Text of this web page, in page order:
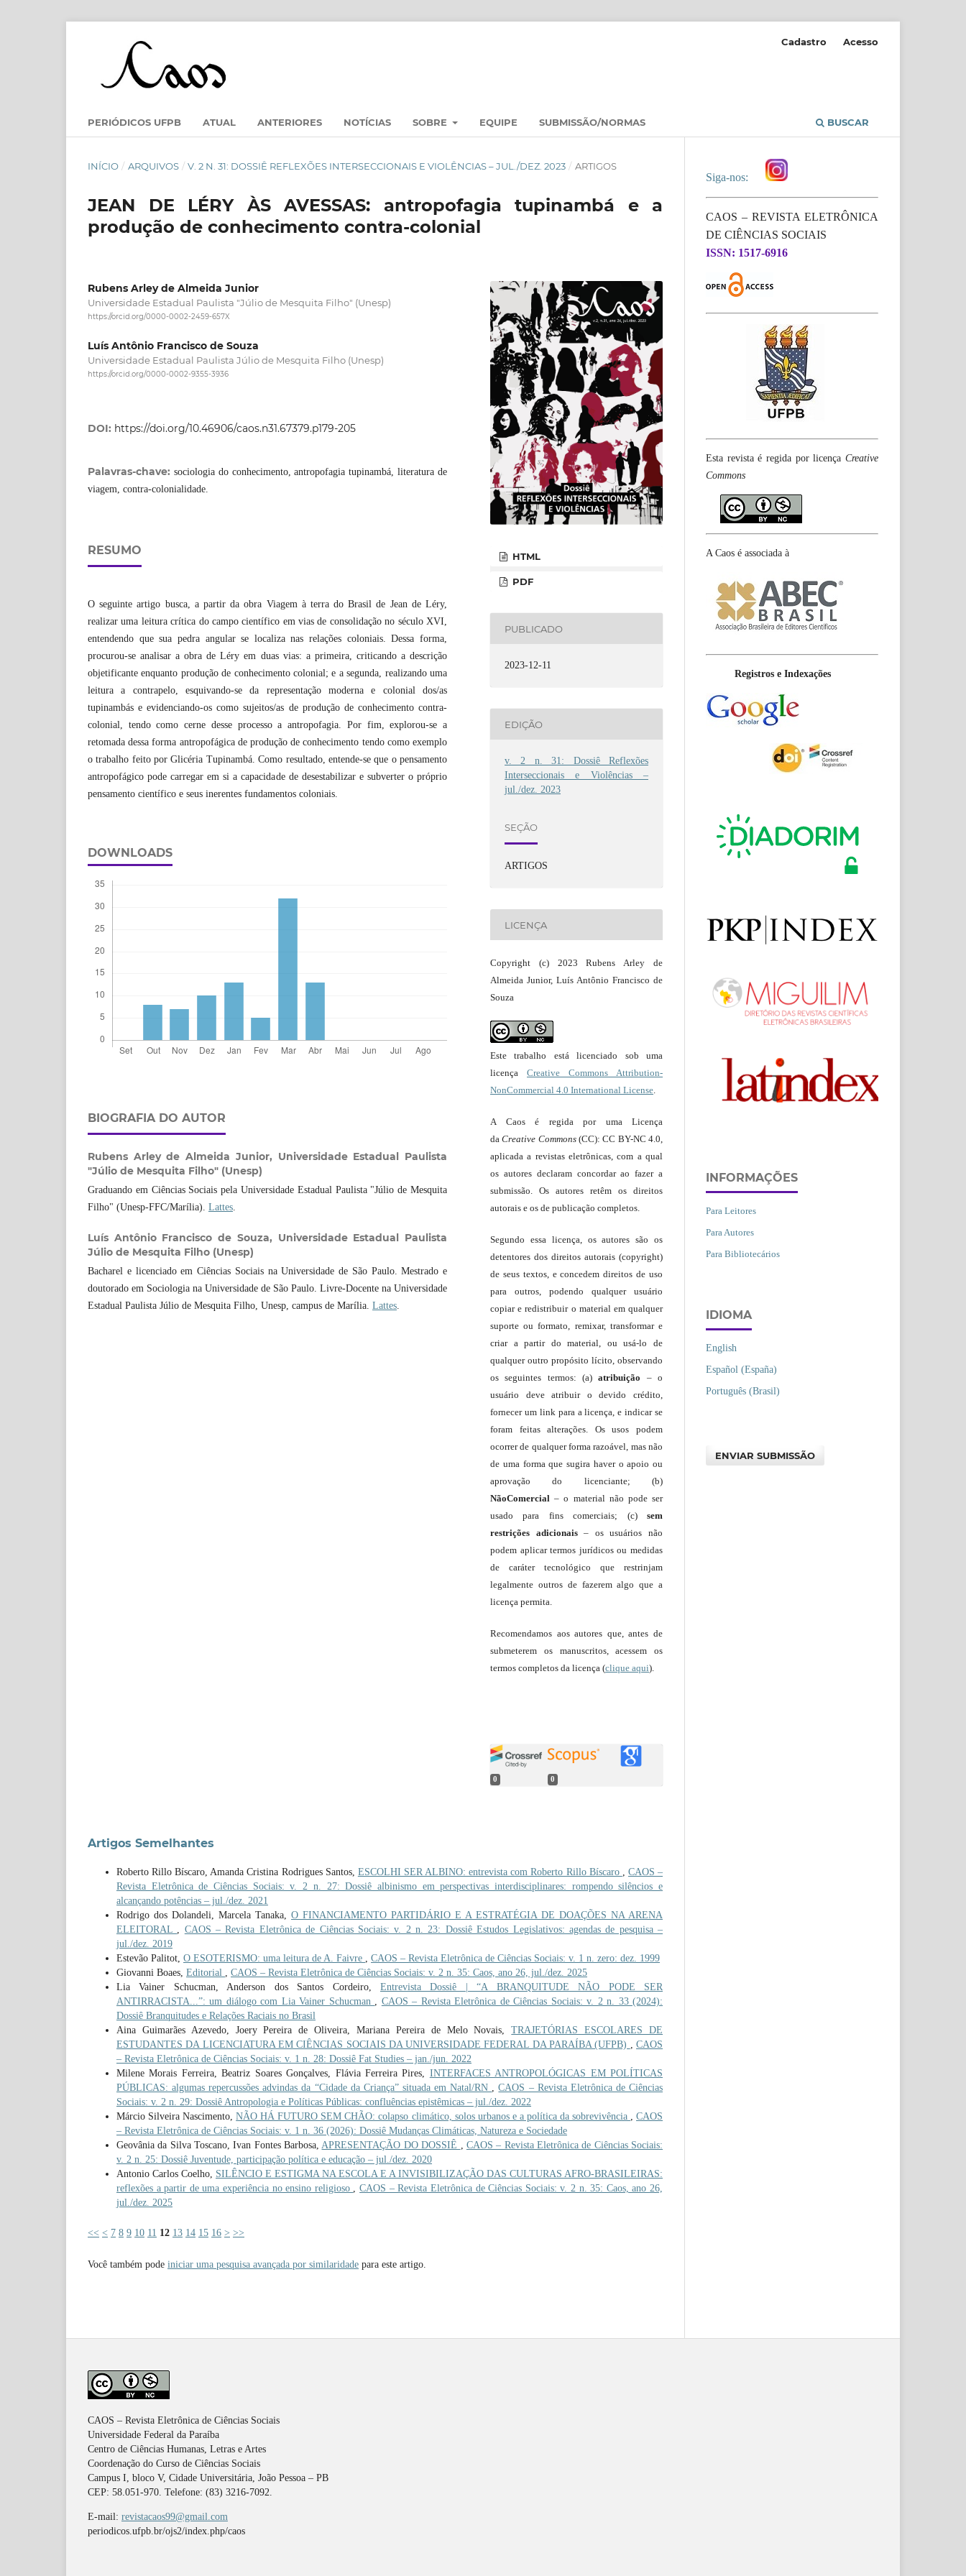
PERIÓDICOS UFPB ATUAL ANTERIORES NOTÍCIAS SOBRE EQUIPE SUBMISSÃO/NORMAS BUSCAR
Cadastro Acesso
INÍCIO / ARQUIVOS / V. 2 N. 31: DOSSIÊ REFLEXÕES INTERSECCIONAIS E VIOLÊNCIAS – JUL./DEZ. 2023 / ARTIGOS
JEAN DE LÉRY ÀS AVESSAS: antropofagia tupinambá e a
produção de conhecimento contra-colonial
Rubens Arley de Almeida Junior
Universidade Estadual Paulista "Júlio de Mesquita Filho" (Unesp)
https://orcid.org/0000-0002-2459-657X
Luís Antônio Francisco de Souza
Universidade Estadual Paulista Júlio de Mesquita Filho (Unesp)
https://orcid.org/0000-0002-9355-3936
DOI: https://doi.org/10.46906/caos.n31.67379.p179-205
Palavras-chave: sociologia do conhecimento, antropofagia tupinambá, literatura de
viagem, contra-colonialidade.
RESUMO
O seguinte artigo busca, a partir da obra Viagem à terra do Brasil de Jean de Léry,
realizar uma leitura crítica do campo científico em vias de consolidação no século XVI,
entendendo que sua pedra angular se localiza nas relações coloniais. Dessa forma,
procurou-se analisar a obra de Léry em duas vias: a primeira, criticando a descrição
objetificante enquanto produção de conhecimento colonial; e a segunda, realizando uma
leitura a contrapelo, esquivando-se da representação moderna e colonial dos/as
tupinambás e evidenciando-os como sujeitos/as de produção de conhecimento contra-
colonial, tendo como cerne desse processo a antropofagia. Por fim, explorou-se a
retomada dessa forma antropofágica de produção de conhecimento tendo como exemplo
o trabalho feito por Glicéria Tupinambá. Como resultado, entende-se que o pensamento
antropofágico pode carregar em si a capacidade de desestabilizar e subverter o próprio
pensamento científico e seus inerentes fundamentos coloniais.
DOWNLOADS
BIOGRAFIA DO AUTOR
Rubens Arley de Almeida Junior, Universidade Estadual Paulista
"Júlio de Mesquita Filho" (Unesp)
Graduando em Ciências Sociais pela Universidade Estadual Paulista "Júlio de Mesquita
Filho" (Unesp-FFC/Marília). Lattes.
Luís Antônio Francisco de Souza, Universidade Estadual Paulista
Júlio de Mesquita Filho (Unesp)
Bacharel e licenciado em Ciências Sociais na Universidade de São Paulo. Mestrado e
doutorado em Sociologia na Universidade de São Paulo. Livre-Docente na Universidade
Estadual Paulista Júlio de Mesquita Filho, Unesp, campus de Marília. Lattes.
HTML
PDF
PUBLICADO
2023-12-11
EDIÇÃO
v. 2 n. 31: Dossiê Reflexões
Interseccionais e Violências –
jul./dez. 2023
SEÇÃO
ARTIGOS
LICENÇA
Copyright (c) 2023 Rubens Arley de
Almeida Junior, Luís Antônio Francisco de
Souza
Este trabalho está licenciado sob uma
licença Creative Commons Attribution-
NonCommercial 4.0 International License.
A Caos é regida por uma Licença
daCreative Commons(CC): CC BY-NC 4.0,
aplicada a revistas eletrônicas, com a qual
os autores declaram concordar ao fazer a
submissão. Os autores retêm os direitos
autorais e os de publicação completos.
Segundo essa licença, os autores são os
detentores dos direitos autorais (copyright)
de seus textos, e concedem direitos de uso
para outros, podendo qualquer usuário
copiar e redistribuir o material em qualquer
suporte ou formato, remixar, transformar e
criar a partir do material, ou usá-lo de
qualquer outro propósito lícito, observando
os seguintes termos: (a)atribuição – o
usuário deve atribuir o devido crédito,
fornecer um link para a licença, e indicar se
foram feitas alterações. Os usos podem
ocorrer de qualquer forma razoável, mas não
de uma forma que sugira haver o apoio ou
aprovação do licenciante; (b)
NãoComercial – o material não pode ser
usado para fins comerciais; (c) sem
restrições adicionais– os usuários não
podem aplicar termos jurídicos ou medidas
de caráter tecnológico que restrinjam
legalmente outros de fazerem algo que a
licença permita.
Recomendamos aos autores que, antes de
submeterem os manuscritos, acessem os
termos completos da licença (clique aqui).
0 0
Artigos Semelhantes
Roberto Rillo Bíscaro, Amanda Cristina Rodrigues Santos, ESCOLHI SER ALBINO: entrevista com Roberto Rillo Bíscaro , CAOS –
Revista Eletrônica de Ciências Sociais: v. 2 n. 27: Dossiê albinismo em perspectivas interdisciplinares: rompendo silêncios e
alcançando potências – jul./dez. 2021
Rodrigo dos Dolandeli, Marcela Tanaka, O FINANCIAMENTO PARTIDÁRIO E A ESTRATÉGIA DE DOAÇÕES NA ARENA
ELEITORAL , CAOS – Revista Eletrônica de Ciências Sociais: v. 2 n. 23: Dossiê Estudos Legislativos: agendas de pesquisa –
jul./dez. 2019
Estevão Palitot, O ESOTERISMO: uma leitura de A. Faivre , CAOS – Revista Eletrônica de Ciências Sociais: v. 1 n. zero: dez. 1999
Giovanni Boaes, Editorial , CAOS – Revista Eletrônica de Ciências Sociais: v. 2 n. 35: Caos, ano 26, jul./dez. 2025
Lia Vainer Schucman, Anderson dos Santos Cordeiro, Entrevista Dossiê | “A BRANQUITUDE NÃO PODE SER
ANTIRRACISTA...”: um diálogo com Lia Vainer Schucman , CAOS – Revista Eletrônica de Ciências Sociais: v. 2 n. 33 (2024):
Dossiê Branquitudes e Relações Raciais no Brasil
Aina Guimarães Azevedo, Joery Pereira de Oliveira, Mariana Pereira de Melo Novais,TRAJETÓRIAS ESCOLARES DE
ESTUDANTES DA LICENCIATURA EM CIÊNCIAS SOCIAIS DA UNIVERSIDADE FEDERAL DA PARAÍBA (UFPB) ,CAOS
– Revista Eletrônica de Ciências Sociais: v. 1 n. 28: Dossiê Fat Studies – jan./jun. 2022
Milene Morais Ferreira, Beatriz Soares Gonçalves, Flávia Ferreira Pires, INTERFACES ANTROPOLÓGICAS EM POLÍTICAS
PÚBLICAS: algumas repercussões advindas da “Cidade da Criança” situada em Natal/RN ,CAOS – Revista Eletrônica de Ciências
Sociais: v. 2 n. 29: Dossiê Antropologia e Políticas Públicas: confluências epistêmicas – jul./dez. 2022
Márcio Silveira Nascimento,NÃO HÁ FUTURO SEM CHÃO: colapso climático, solos urbanos e a política da sobrevivência ,CAOS
– Revista Eletrônica de Ciências Sociais: v. 1 n. 36 (2026): Dossiê Mudanças Climáticas, Natureza e Sociedade
Geovânia da Silva Toscano, Ivan Fontes Barbosa,APRESENTAÇÃO DO DOSSIÊ , CAOS – Revista Eletrônica de Ciências Sociais:
v. 2 n. 25: Dossiê Juventude, participação política e educação – jul./dez. 2020
Antonio Carlos Coelho, SILÊNCIO E ESTIGMA NA ESCOLA E A INVISIBILIZAÇÃO DAS CULTURAS AFRO-BRASILEIRAS:
reflexões a partir de uma experiência no ensino religioso ,CAOS – Revista Eletrônica de Ciências Sociais: v. 2 n. 35: Caos, ano 26,
jul./dez. 2025
<< < 7 8 9 10 11 12 13 14 15 16 > >>
Você também pode iniciar uma pesquisa avançada por similaridade para este artigo.
Siga-nos:
CAOS – REVISTA ELETRÔNICA
DE CIÊNCIAS SOCIAIS
ISSN: 1517-6916
Esta revista é regida por licença Creative
Commons
A Caos é associada à
Registros e Indexações
INFORMAÇÕES
Para Leitores
Para Autores
Para Bibliotecários
IDIOMA
English
Español (España)
Português (Brasil)
ENVIAR SUBMISSÃO
CAOS – Revista Eletrônica de Ciências Sociais
Universidade Federal da Paraíba
Centro de Ciências Humanas, Letras e Artes
Coordenação do Curso de Ciências Sociais
Campus I, bloco V, Cidade Universitária, João Pessoa – PB
CEP: 58.051-970. Telefone: (83) 3216-7092.
E-mail: revistacaos99@gmail.com
periodicos.ufpb.br/ojs2/index.php/caos